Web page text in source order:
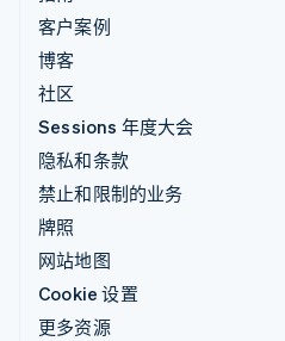
客户案例
博客
社区
Sessions 年度大会
隐私和条款
禁止和限制的业务
牌照
网站地图
Cookie 设置
更多资源